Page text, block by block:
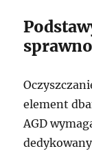
element
AGD